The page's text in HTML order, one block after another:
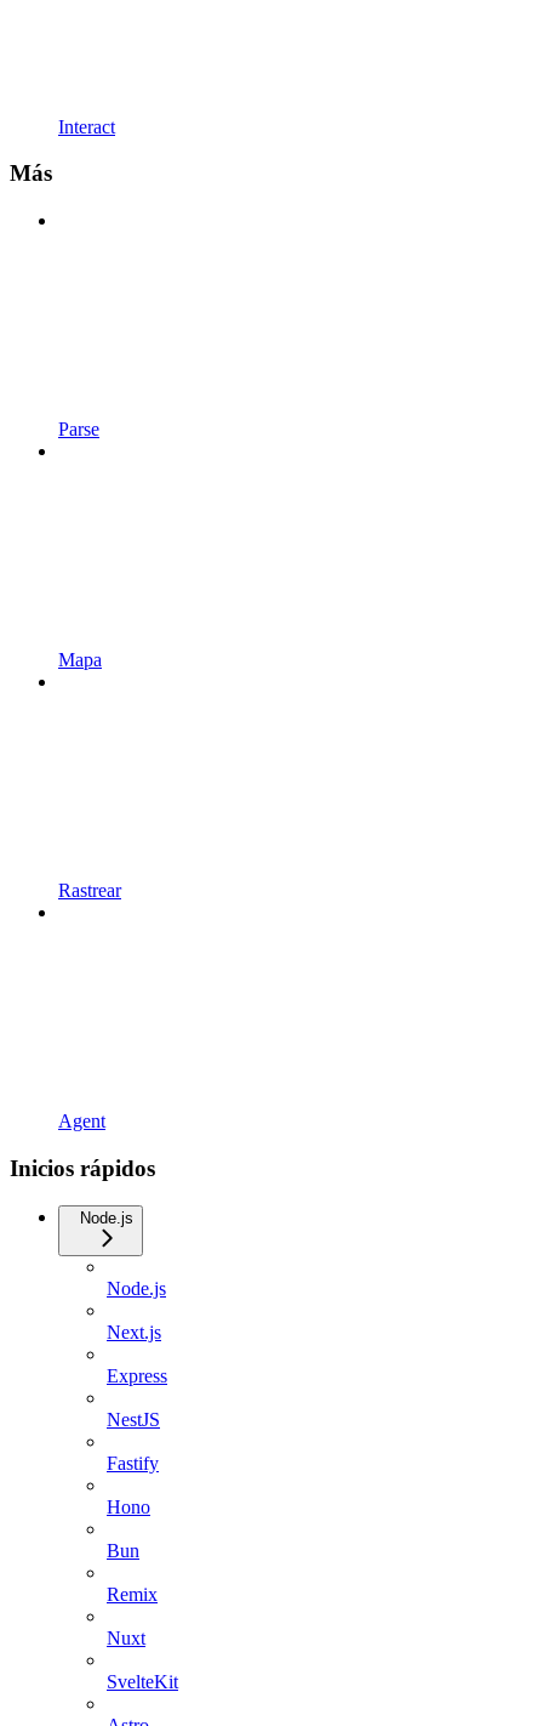
Interact
Más
Parse
Mapa
Rastrear
Agent
Inicios rápidos
Node.js
Node.js
Next.js
Express
NestJS
Fastify
Hono
Bun
Remix
Nuxt
SvelteKit